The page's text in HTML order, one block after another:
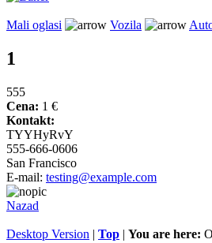
Mali oglasi Vozila
1
555
Cena: 1 €
Kontakt:
TYYHyRvY
555-666-0606
San Francisco
E-mail: testing@example.com
Nazad
Desktop Version | Top | You are here: